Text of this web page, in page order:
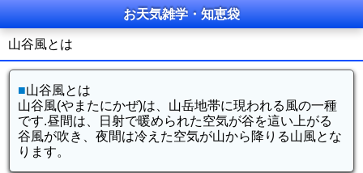
お天気雑学・知恵袋
山谷風とは
■山谷風とは
山谷風(やまたにかぜ)は、山岳地帯に現われる風の一種
です.昼間は、日射で暖められた空気が谷を這い上がる
谷風が吹き、夜間は冷えた空気が山から降りる山風とな
ります。